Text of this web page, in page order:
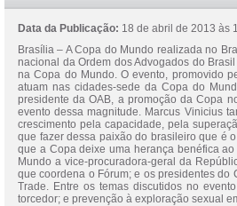
Data da Publicação: 18 de abril de 2013 às
Brasília – A Copa do Mundo realizada no
nacional da Ordem dos Advogados do
na Copa do Mundo. O evento, promovido
atuam nas cidades-sede da Copa do
presidente da OAB, a promoção da Copa
evento dessa magnitude. Marcus Vinicius
crescimento pela capacidade, pela
que fazer dessa paixão do brasileiro que é
que a Copa deixe uma herança benéfica
Mundo a vice-procuradora-geral da
que coordena o Fórum; e os presidentes do
Trade. Entre os temas discutidos no
torcedor; e prevenção à exploração sexual